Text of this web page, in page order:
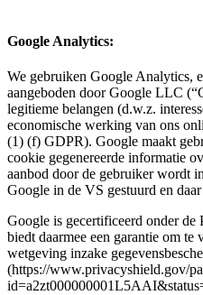
Google Analytics:
We gebruiken Google Analytics,
aangeboden door Google LLC
legitieme belangen (d.w.z.
economische werking van ons
(1) (f) GDPR). Google maakt
cookie gegenereerde informatie
aanbod door de gebruiker wordt
Google in de VS gestuurd en daar
Google is gecertificeerd onder de
biedt daarmee een garantie om te
wetgeving inzake
(https://www.privacyshield.gov/